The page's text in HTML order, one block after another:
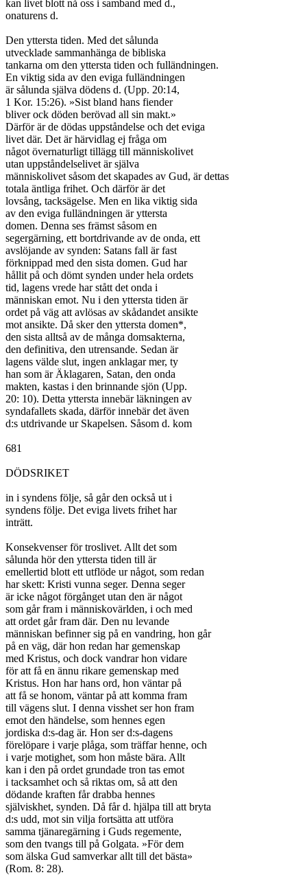
kan livet blott nå oss i samband med d.,
onaturens d.
Den yttersta tiden. Med det sålunda
utvecklade sammanhänga de bibliska
tankarna om den yttersta tiden och fulländningen.
En viktig sida av den eviga fulländningen
är sålunda själva dödens d. (Upp. 20:14,
1 Kor. 15:26). »Sist bland hans fiender
bliver ock döden berövad all sin makt.»
Därför är de dödas uppståndelse och det eviga
livet där. Det är härvidlag ej fråga om
något övernaturligt tillägg till människolivet
utan uppståndelselivet är själva
människolivet såsom det skapades av Gud, är dettas
totala äntliga frihet. Och därför är det
lovsång, tacksägelse. Men en lika viktig sida
av den eviga fulländningen är yttersta
domen. Denna ses främst såsom en
segergärning, ett bortdrivande av de onda, ett
avslöjande av synden: Satans fall är fast
förknippad med den sista domen. Gud har
hållit på och dömt synden under hela ordets
tid, lagens vrede har stått det onda i
människan emot. Nu i den yttersta tiden är
ordet på väg att avlösas av skådandet ansikte
mot ansikte. Då sker den yttersta domen*,
den sista alltså av de många domsakterna,
den definitiva, den utrensande. Sedan är
lagens välde slut, ingen anklagar mer, ty
han som är Äklagaren, Satan, den onda
makten, kastas i den brinnande sjön (Upp.
20: 10). Detta yttersta innebär läkningen av
syndafallets skada, därför innebär det även
d:s utdrivande ur Skapelsen. Såsom d. kom
681
DÖDSRIKET
in i syndens följe, så går den också ut i
syndens följe. Det eviga livets frihet har
inträtt.
Konsekvenser för troslivet. Allt det som
sålunda hör den yttersta tiden till är
emellertid blott ett utflöde ur något, som redan
har skett: Kristi vunna seger. Denna seger
är icke något förgånget utan den är något
som går fram i människovärlden, i och med
att ordet går fram där. Den nu levande
människan befinner sig på en vandring, hon går
på en väg, där hon redan har gemenskap
med Kristus, och dock vandrar hon vidare
för att få en ännu rikare gemenskap med
Kristus. Hon har hans ord, hon väntar på
att få se honom, väntar på att komma fram
till vägens slut. I denna visshet ser hon fram
emot den händelse, som hennes egen
jordiska d:s-dag är. Hon ser d:s-dagens
förelöpare i varje plåga, som träffar henne, och
i varje motighet, som hon måste bära. Allt
kan i den på ordet grundade tron tas emot
i tacksamhet och så riktas om, så att den
dödande kraften får drabba hennes
själviskhet, synden. Då får d. hjälpa till att bryta
d:s udd, mot sin vilja fortsätta att utföra
samma tjänaregärning i Guds regemente,
som den tvangs till på Golgata. »För dem
som älska Gud samverkar allt till det bästa»
(Rom. 8: 28).